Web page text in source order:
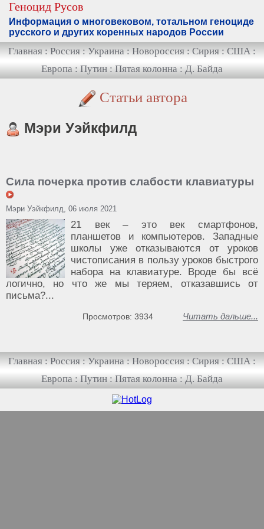
Геноцид Русов
Информация о многовековом, тотальном геноциде
русского и других коренных народов России
Главная : Россия : Украина : Новороссия : Сирия : США :
Европа : Путин : Пятая колонна : Д. Байда
Статьи автора
Мэри Уэйкфилд
Сила почерка против слабости клавиатуры
Мэри Уэйкфилд, 06 июля 2021
21 век – это век смартфонов,
планшетов и компьютеров. Западные
школы уже отказываются от уроков
чистописания в пользу уроков быстрого
набора на клавиатуре. Вроде бы всё
логично, но что же мы теряем, отказавшись от
письма?...
Читать дальше...
Просмотров: 3934
Главная : Россия : Украина : Новороссия : Сирия : США :
Европа : Путин : Пятая колонна : Д. Байда